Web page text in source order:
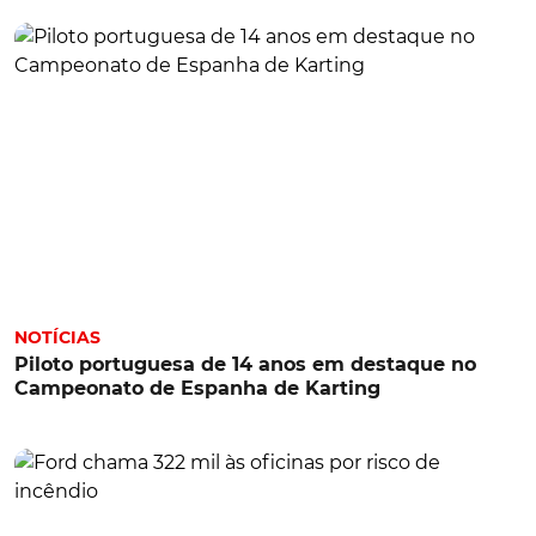
NOTÍCIAS
Piloto portuguesa de 14 anos em destaque no
Campeonato de Espanha de Karting